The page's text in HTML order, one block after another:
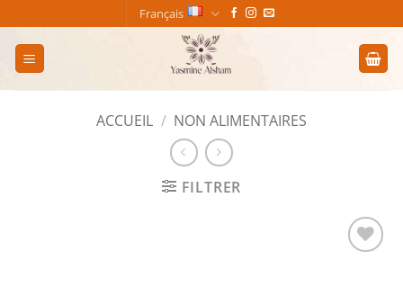
au
contenu
Français
ACCUEIL / NON ALIMENTAIRES
FILTRER